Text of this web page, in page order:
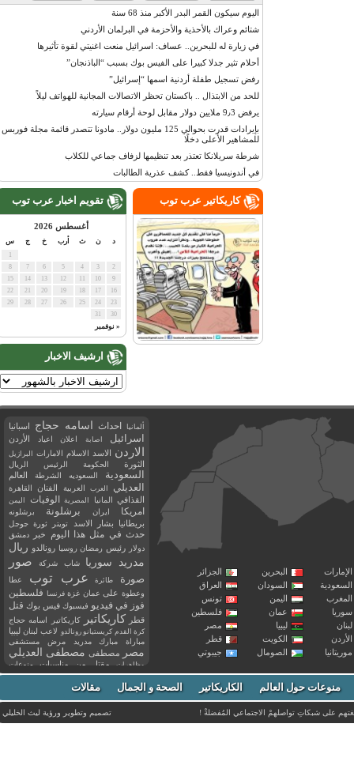
اليوم سيكون القمر البدر الأكبر منذ 68 سنة
شتائم وعراك بالأحذية والأحزمة في البرلمان الأردني
في زيارة له للبحرين.. عساف: اسرائيل منعت اغنيتي لقوة تأثيرها
أحلام تثير جدلا كبيرا على الفيس بوك بسبب “الباذنجان”
رفض تسجيل طفلة أردنية اسمها “إسرائيل”
للحد من الابتذال .. باكستان تحظر الاتصالات المجانية للهواتف ليلاً
يرفض 9٫3 ملايين دولار مقابل لوحة أرقام سيارته
بإيرادات قدرت بحوالي 125 مليون دولار.. مادونا تتصدر قائمة مجلة فوربس
للمشاهير الأعلى دخلًا
شرطة سريلانكا تعتذر بعد تنظيمها لزفاف جماعي للكلاب
في أندونيسيا فقط.. كشف عذرية الطالبات
تقويم اخبار عرب توب
أغسطس 2026
أرب س
« نوفمبر
ارشيف الاخبار
كاريكاتير عرب توب
البحرين
الجزائر
السودان
العراق
اليمن
تونس
عمان
فلسطين
ليبيا
مصر
الكويت
قطر
الصومال جيبوتي
ألمانيا احداث اسامه حجاج اسبانيا
اسرائيل اصابة اعلان اعياد الأردن
الاردن الاسد الاسلام الامارات البرازيل
الثورة الحكومة الرئيس الريال
السعودية السعوديه الشرطة العالم
العديلي العرب العربية الفنان القاهرة
القذافي المانيا المصرية الوفيات اليمن
امريكا ايران برشلونة برشلونه
بريطانيا بشار الاسد تويتر ثورة جوجل
حدث في مثل هذا اليوم خبر دمشق
دولار رئيس رمضان روسيا رونالدو ريال
مدريد
سوريا شاب شركة صور
صورة طائرة عرب توب
عطا
وعطوة على عمان غزة فرنسا فلسطين
فوز في فيديو فيسبوك فيس بوك قتل
قطر كاريكاتير كاريكاتير اسامه حجاج
كرة القدم كريستيانو رونالدو لاعب لبنان ليبيا
مباراة مبارك مدريد مرض مستشفى
مصر مصطفى مصطفى العديلي
مظاهرات مقتل من مناسبات
منوعات
مواليد
موت ميسي ميلان نادي نشر
وفاة وفيات يوتيوب منوعات حول العالم الكاريكاتير الصحة و الجمال مقالات
على شبكاتِ تواصلهمْ الاجتماعي المُفضلةْ ! تصميم وتطوير ورؤيةليث الخليلي